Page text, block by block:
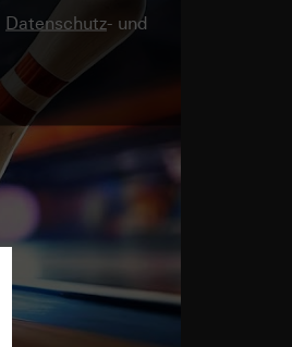
Datenschutz- und